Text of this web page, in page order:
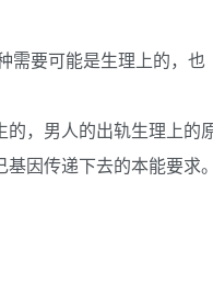
需要可能是生理上的，也
，男人的出轨生理上的
因传递下去的本能要求